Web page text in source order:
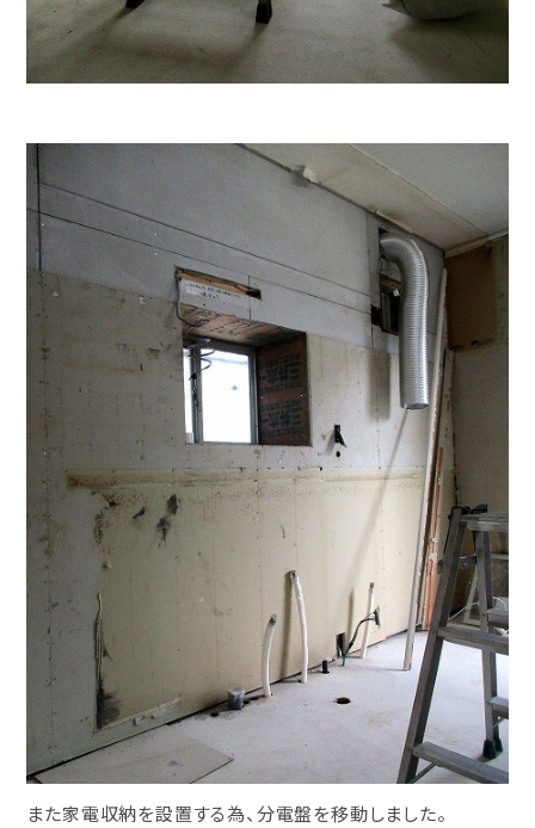
また家電収納を設置する為、分電盤を移動しました。